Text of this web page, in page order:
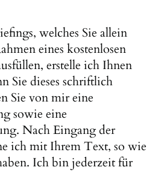
welches Sie allein
eines kostenlosen
erstelle ich Ihnen
Sie dieses schriftlich
Sie von mir eine
sowie eine
Nach Eingang der
ich mit Ihrem Text, so wie
Ich bin jederzeit für